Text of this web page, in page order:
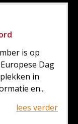
is op
Dag
in
en...
lees verder